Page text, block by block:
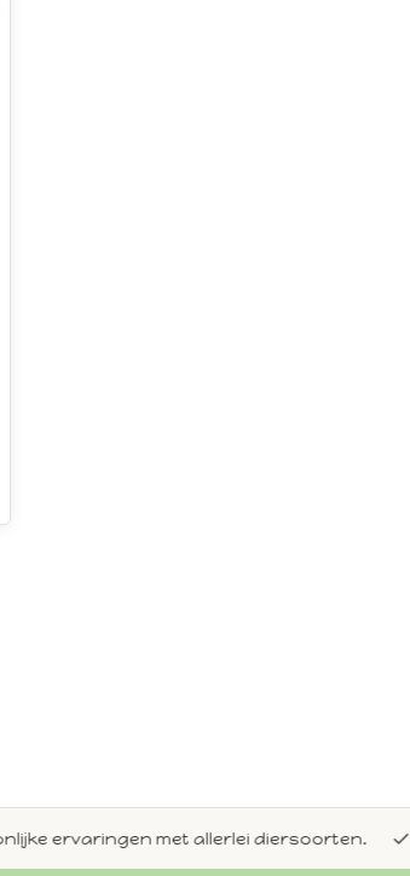
met allerlei diersoorten.